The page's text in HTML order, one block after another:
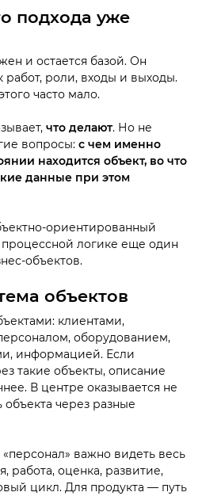
подхода уже
и остается базой. Он
работ, роли, входы и выходы.
часто мало.
что делают. Но не
вопросы: с чем именно
находится объект, во что
данные при этом
ориентированный
процессной логике еще один
объектов.
объектов
клиентами,
оборудованием,
информацией. Если
такие объекты, описание
В центре оказывается не
объекта через разные
важно видеть весь
работа, оценка, развитие,
цикл. Для продукта — путь